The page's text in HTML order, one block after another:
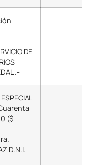
DE
.-
($
D.N.I.